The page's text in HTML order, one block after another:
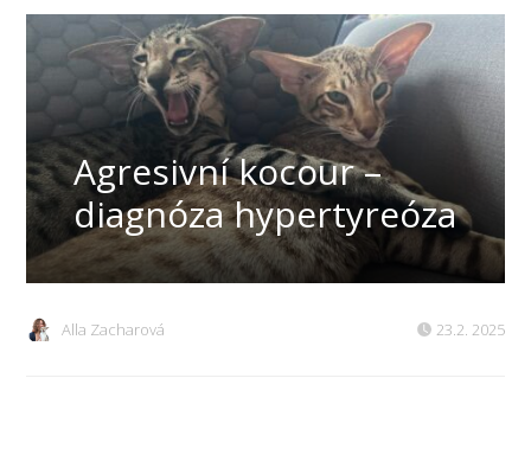
Agresivní kocour –
diagnóza hypertyreóza
Alla Zacharová 23.2. 2025